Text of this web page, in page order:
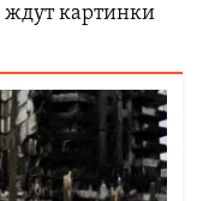
картинки